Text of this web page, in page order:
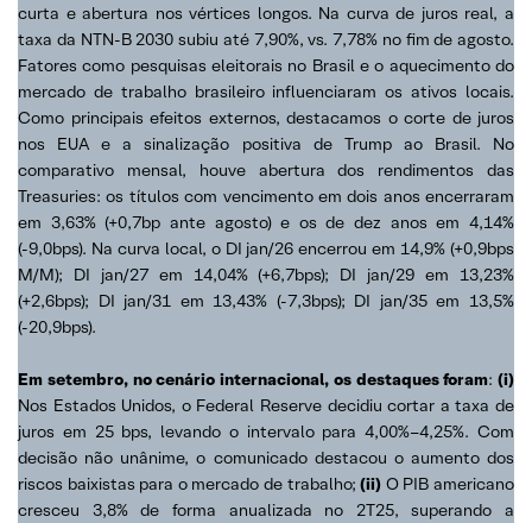
curta e abertura nos vértices longos. Na curva de juros real, a
taxa da NTN-B 2030 subiu até 7,90%, vs. 7,78% no fim de agosto.
Fatores como pesquisas eleitorais no Brasil e o aquecimento do
mercado de trabalho brasileiro influenciaram os ativos locais.
Como principais efeitos externos, destacamos o corte de juros
nos EUA e a sinalização positiva de Trump ao Brasil. No
comparativo mensal, houve abertura dos rendimentos das
Treasuries: os títulos com vencimento em dois anos encerraram
em 3,63% (+0,7bp ante agosto) e os de dez anos em 4,14%
(-9,0bps). Na curva local, o DI jan/26 encerrou em 14,9% (+0,9bps
M/M); DI jan/27 em 14,04% (+6,7bps); DI jan/29 em 13,23%
(+2,6bps); DI jan/31 em 13,43% (-7,3bps); DI jan/35 em 13,5%
(-20,9bps).
Em setembro, no cenário internacional, os destaques foram: (i)
Nos Estados Unidos, o Federal Reserve decidiu cortar a taxa de
juros em 25 bps, levando o intervalo para 4,00%–4,25%. Com
decisão não unânime, o comunicado destacou o aumento dos
riscos baixistas para o mercado de trabalho;(ii) O PIB americano
cresceu 3,8% de forma anualizada no 2T25, superando a